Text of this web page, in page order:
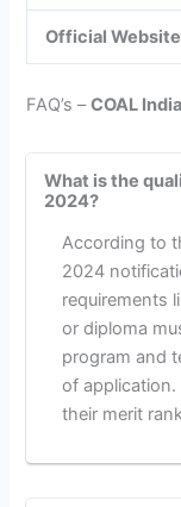
Official Website
FAQ’s –COAL
What is the
2024?
According to
2024
requirements
or diploma
program and
of
their merit